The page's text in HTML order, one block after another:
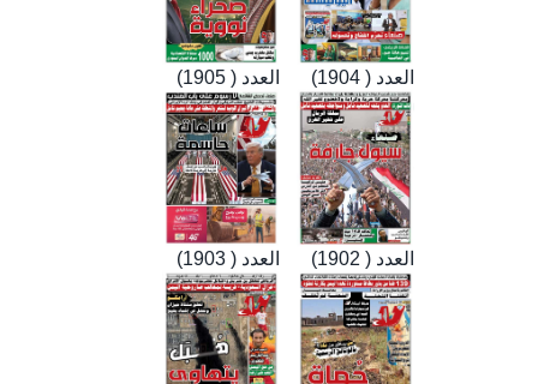
العدد ( 1905) العدد ( 1904)
العدد ( 1903) العدد ( 1902)